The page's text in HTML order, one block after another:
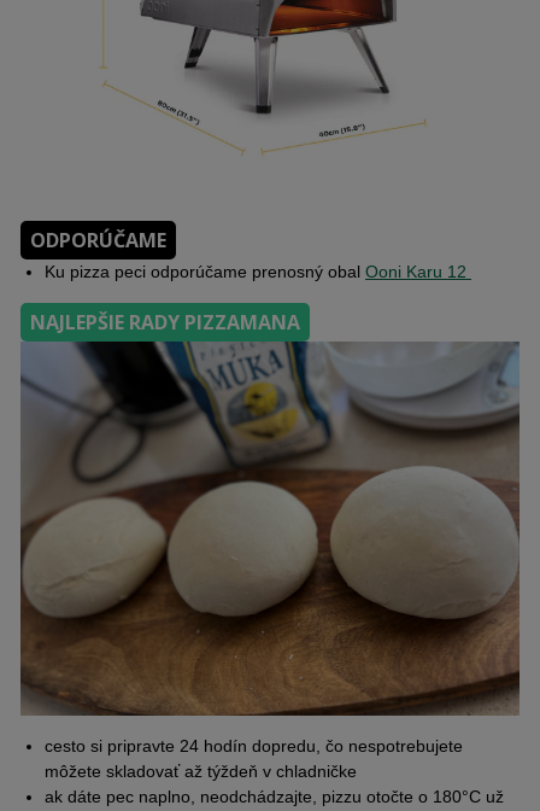
ODPORÚČAME
Ku pizza peci odporúčame prenosný obal Ooni Karu 12
NAJLEPŠIE RADY PIZZAMANA
cesto si pripravte 24 hodín dopredu, čo nespotrebujete
môžete skladovať až týždeň v chladničke
ak dáte pec naplno, neodchádzajte, pizzu otočte o 180°C už